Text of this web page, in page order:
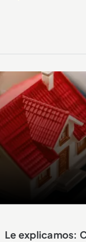
Le explicamos: